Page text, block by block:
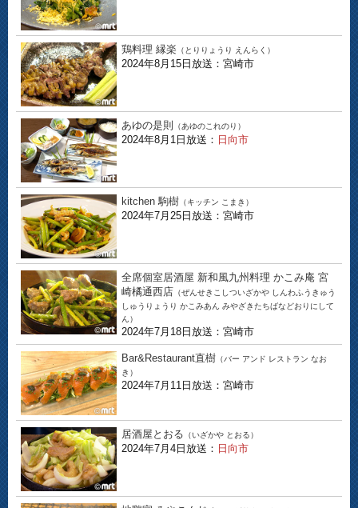
鶏料理 縁楽 （とりりょうり えんらく）
2024年8月15日放送：宮崎市
あゆの是則 （あゆのこれのり）
2024年8月1日放送： 日向市
kitchen 駒樹 （キッチン こまき）
2024年7月25日放送：宮崎市
全席個室居酒屋 新和風九州料理 かこみ庵 宮
崎橘通西店 （ぜんせきこしついざかや しんわふうきゅう
しゅうりょうり かこみあん みやざきたちばなどおりにして
ん）
2024年7月18日放送：宮崎市
Bar&Restaurant直樹 （バー アンド レストラン なお
き）
2024年7月11日放送：宮崎市
居酒屋とおる （いざかや とおる）
2024年7月4日放送： 日向市